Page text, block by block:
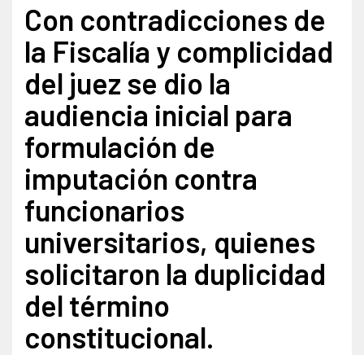
Con contradicciones de
la Fiscalía y complicidad
del juez se dio la
audiencia inicial para
formulación de
imputación contra
funcionarios
universitarios, quienes
solicitaron la duplicidad
del término
constitucional.